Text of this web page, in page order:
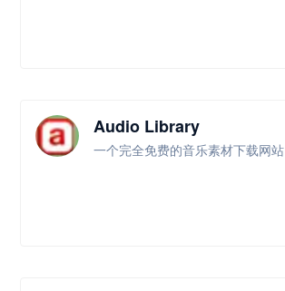
Audio Library
一个完全免费的音乐素材下载网站